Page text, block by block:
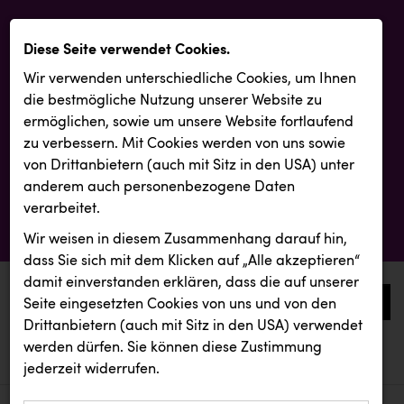
0
aktuelle aussendungen
aktuelle aussendungen
Diese Seite verwendet Cookies.
Wir verwenden unterschiedliche Cookies, um Ihnen
die best­mögliche Nutzung unserer Website zu
ermöglichen, sowie um unsere Website fortlaufend
zu verbessern. Mit Cookies werden von uns sowie
von Drittanbietern (auch mit Sitz in den USA) unter
anderem auch personenbezogene Daten
verarbeitet.
Wir weisen in diesem Zusammenhang darauf hin,
dass Sie sich mit dem Klicken auf „Alle akzeptieren“
damit ein­ver­standen erklären, dass die auf unserer
Seite eingesetzten Cookies von uns und von den
Drittanbietern (auch mit Sitz in den USA) verwendet
werden dürfen. Sie können diese Zustimmung
jederzeit widerrufen.